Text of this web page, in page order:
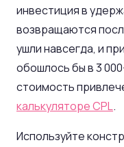
инвестиция в
возвращаются
ушли навсегда, и
обошлось бы в 3
стоимость
калькуляторе CPL.
Используйте